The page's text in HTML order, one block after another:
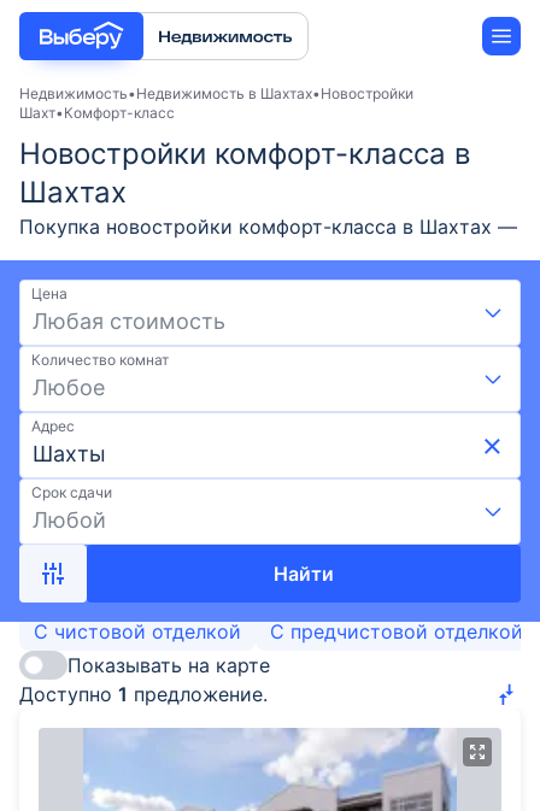
Новостройки
Застройщики
Ипотека
Недвижимость Недвижимость в Шахтах Новостройки
Шахт Комфорт-класс
Новостройки комфорт-класса в
Шахтах
Покупка новостройки комфорт-класса в Шахтах —
актуальные предложения от застройщиков в 2026
году. Подберите жилой комплекс комфорт-класса
на выгодных условиях: скидки, акции от
застройщиков и ипотека. Удобный поиск по карте,
фильтрам, актуальные цены и фото ЖК. Доступно 1
ЖК по ценам от 3,49 млн ₽. Найдите новостройку
комфорт-класса от застройщика в Шахтах на
Выберу.ру.
Цена
Любая стоимость
Количество комнат
Любое
Адрес
Срок сдачи
Любой
Найти
С чистовой отделкой
С предчистовой отделкой
Показывать на карте
Доступно 1 предложение.